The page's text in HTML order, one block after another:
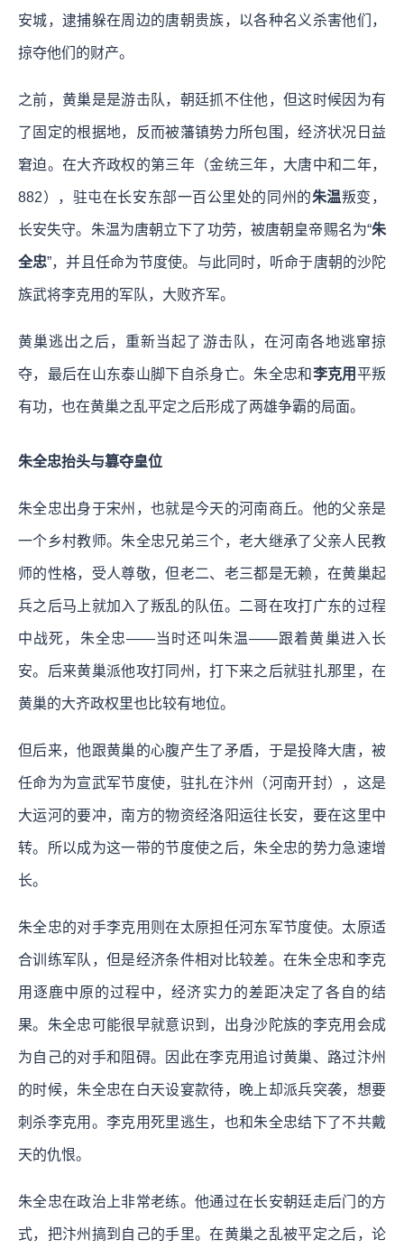
安城，逮捕躲在周边的唐朝贵族，以各种名义杀害他们，
掠夺他们的财产。
之前，黄巢是是游击队，朝廷抓不住他，但这时候因为有
了固定的根据地，反而被藩镇势力所包围，经济状况日益
窘迫。在大齐政权的第三年（金统三年，大唐中和二年，
882），驻屯在长安东部一百公里处的同州的朱温叛变，
长安失守。朱温为唐朝立下了功劳，被唐朝皇帝赐名为“朱
全忠”，并且任命为节度使。与此同时，听命于唐朝的沙陀
族武将李克用的军队，大败齐军。
黄巢逃出之后，重新当起了游击队，在河南各地逃窜掠
夺，最后在山东泰山脚下自杀身亡。朱全忠和李克用 平叛
有功，也在黄巢之乱平定之后形成了两雄争霸的局面。
朱全忠抬头与篡夺皇位
朱全忠出身于宋州，也就是今天的河南商丘。他的父亲是
一个乡村教师。朱全忠兄弟三个，老大继承了父亲人民教
师的性格，受人尊敬，但老二、老三都是无赖，在黄巢起
兵之后马上就加入了叛乱的队伍。二哥在攻打广东的过程
中战死，朱全忠——当时还叫朱温——跟着黄巢进入长
安。后来黄巢派他攻打同州，打下来之后就驻扎那里，在
黄巢的大齐政权里也比较有地位。
但后来，他跟黄巢的心腹产生了矛盾，于是投降大唐，被
任命为为宣武军节度使，驻扎在汴州（河南开封），这是
大运河的要冲，南方的物资经洛阳运往长安，要在这里中
转。所以成为这一带的节度使之后，朱全忠的势力急速增
长。
朱全忠的对手李克用则在太原担任河东军节度使。太原适
合训练军队，但是经济条件相对比较差。在朱全忠和李克
用逐鹿中原的过程中，经济实力的差距决定了各自的结
果。朱全忠可能很早就意识到，出身沙陀族的李克用会成
为自己的对手和阻碍。因此在李克用追讨黄巢、路过汴州
的时候，朱全忠在白天设宴款待，晚上却派兵突袭，想要
刺杀李克用。李克用死里逃生，也和朱全忠结下了不共戴
天的仇恨。
朱全忠在政治上非常老练。他通过在长安朝廷走后门的方
式，把汴州搞到自己的手里。在黄巢之乱被平定之后，论